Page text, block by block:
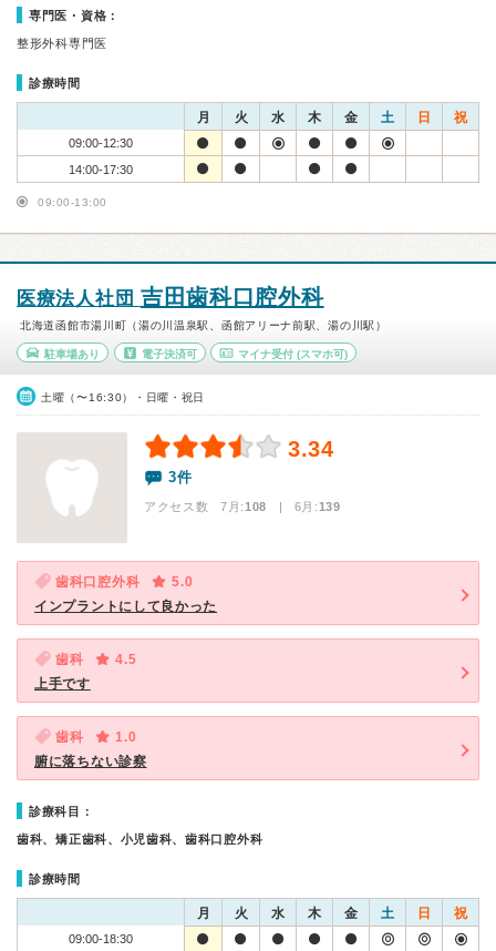
専門医・資格：
整形外科専門医
診療時間
月 火 水 木 金 土 日 祝
09:00-12:30
14:00-17:30
09:00-13:00
医療法人社団 吉田歯科口腔外科
北海道函館市湯川町（湯の川温泉駅、函館アリーナ前駅、湯の川駅）
駐車場あり 電子決済可 マイナ受付 (スマホ可)
土曜（〜16:30）・日曜・祝日
3.34
3件
アクセス数 7月:108 | 6月:139
歯科口腔外科
5.0
インプラントにして良かった
歯科
4.5
上手です
歯科
1.0
腑に落ちない診察
診療科目：
歯科、矯正歯科、小児歯科、歯科口腔外科
診療時間
月 火 水 木 金 土 日 祝
09:00-18:30